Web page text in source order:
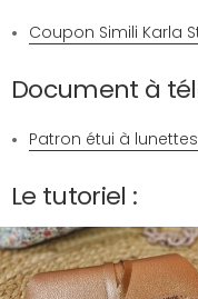
Coupon Simili Karla
Document à
Patron étui à
Le tutoriel :